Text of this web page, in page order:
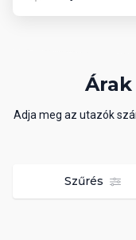
Adja meg az utazók
Szűrés